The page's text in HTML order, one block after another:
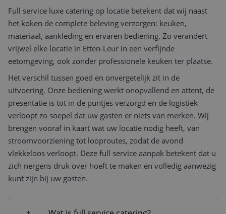
Full service luxe catering op locatie betekent dat wij naast
het koken de complete beleving verzorgen: keuken,
materiaal, aankleding en ervaren bediening. Zo verandert
vrijwel elke locatie in Etten-Leur in een verfijnde
eetomgeving, ook zonder professionele keuken ter plaatse.
Het verschil tussen goed en onvergetelijk zit in de
uitvoering. Onze bediening werkt onopvallend en attent, de
presentatie is tot in de puntjes verzorgd en de logistiek
verloopt zo soepel dat uw gasten er niets van merken. Wij
brengen vooraf in kaart wat uw locatie nodig heeft, van
stroomvoorziening tot looproutes, zodat de avond
vlekkeloos verloopt. Deze full service aanpak betekent dat u
zich nergens druk over hoeft te maken en volledig aanwezig
kunt zijn bij uw gasten.